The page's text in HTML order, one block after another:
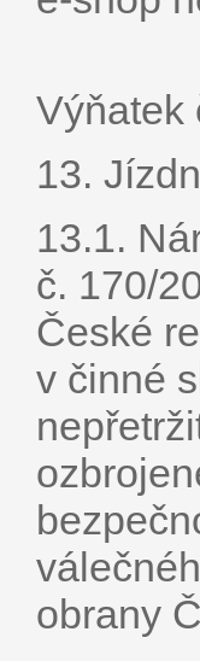
Výňatek
13.
13.1.
č. 170/
České
v činné
obrany